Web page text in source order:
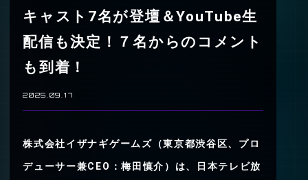
キャスト7名が登壇＆YouTube生
配信も決定！７名からのコメント
も到着！
2025.09.17
株式会社イザナギゲームズ（東京都渋谷区、プロ
デューサー兼CEO：梅田慎介）は、日本テレビ放